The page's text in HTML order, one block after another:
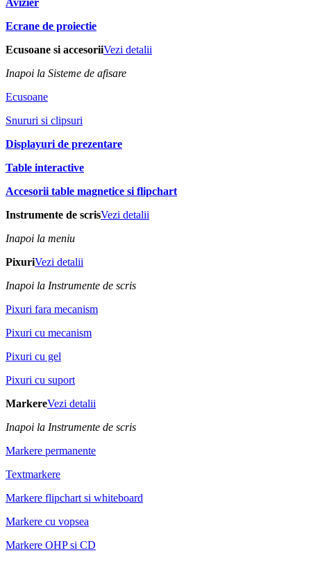
Avizier
Ecrane de proiectie
Ecusoane si accesoriiVezi detalii
Inapoi la Sisteme de afisare
Ecusoane
Snururi si clipsuri
Displayuri de prezentare
Table interactive
Accesorii table magnetice si flipchart
Instrumente de scrisVezi detalii
Inapoi la meniu
PixuriVezi detalii
Inapoi la Instrumente de scris
Pixuri fara mecanism
Pixuri cu mecanism
Pixuri cu gel
Pixuri cu suport
MarkereVezi detalii
Inapoi la Instrumente de scris
Markere permanente
Textmarkere
Markere flipchart si whiteboard
Markere cu vopsea
Markere OHP si CD